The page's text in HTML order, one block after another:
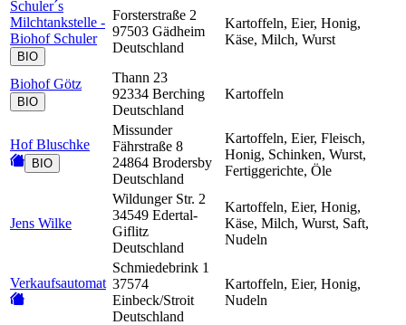
Schuler´s
Milchtankstelle -
Biohof Schuler
BIO
Forsterstraße 2
97503 Gädheim
Deutschland
Kartoffeln, Eier, Honig,
Käse, Milch, Wurst
Biohof Götz
BIO
Thann 23
92334 Berching
Deutschland
Kartoffeln
Hof Bluschke
BIO
Missunder
Fährstraße 8
24864 Brodersby
Deutschland
Kartoffeln, Eier, Fleisch,
Honig, Schinken, Wurst,
Fertiggerichte, Öle
Jens Wilke
Wildunger Str. 2
34549 Edertal-
Giflitz
Deutschland
Kartoffeln, Eier, Honig,
Käse, Milch, Wurst, Saft,
Nudeln
Verkaufsautomat
Schmiedebrink 1
37574
Einbeck/Stroit
Deutschland
Kartoffeln, Eier, Honig,
Nudeln